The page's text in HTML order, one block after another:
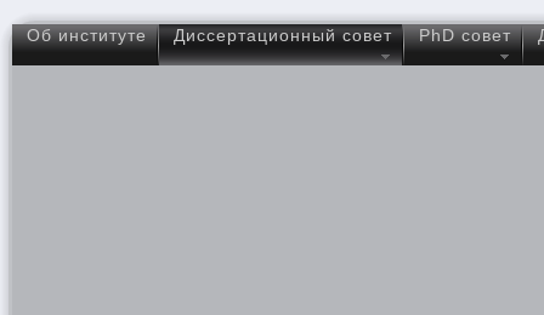
Об институте Диссертационный совет PhD совет